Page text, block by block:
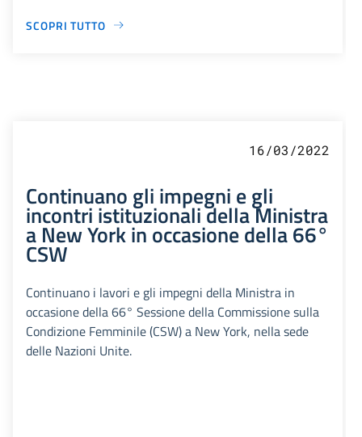
SCOPRI TUTTO
16/03/2022
Continuano gli impegni e gli
incontri istituzionali della Ministra
a New York in occasione della 66°
CSW
Continuano i lavori e gli impegni della Ministra in
occasione della 66° Sessione della Commissione sulla
Condizione Femminile (CSW) a New York, nella sede
delle Nazioni Unite.